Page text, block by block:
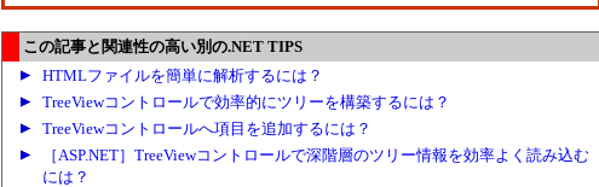
この記事と関連性の高い別の.NET TIPS
HTMLファイルを簡単に解析するには？
TreeViewコントロールで効率的にツリーを構築するには？
TreeViewコントロールへ項目を追加するには？
［ASP.NET］TreeViewコントロールで深階層のツリー情報を効率よく読み込む
には？